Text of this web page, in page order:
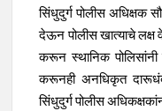
सिंधुदुर्ग पोलीस अधिक्षक
देऊन पोलीस खात्याचे लक्ष
करून स्थानिक पोलिसांनी
करूनही अनधिकृत
सिंधुदुर्ग पोलीस